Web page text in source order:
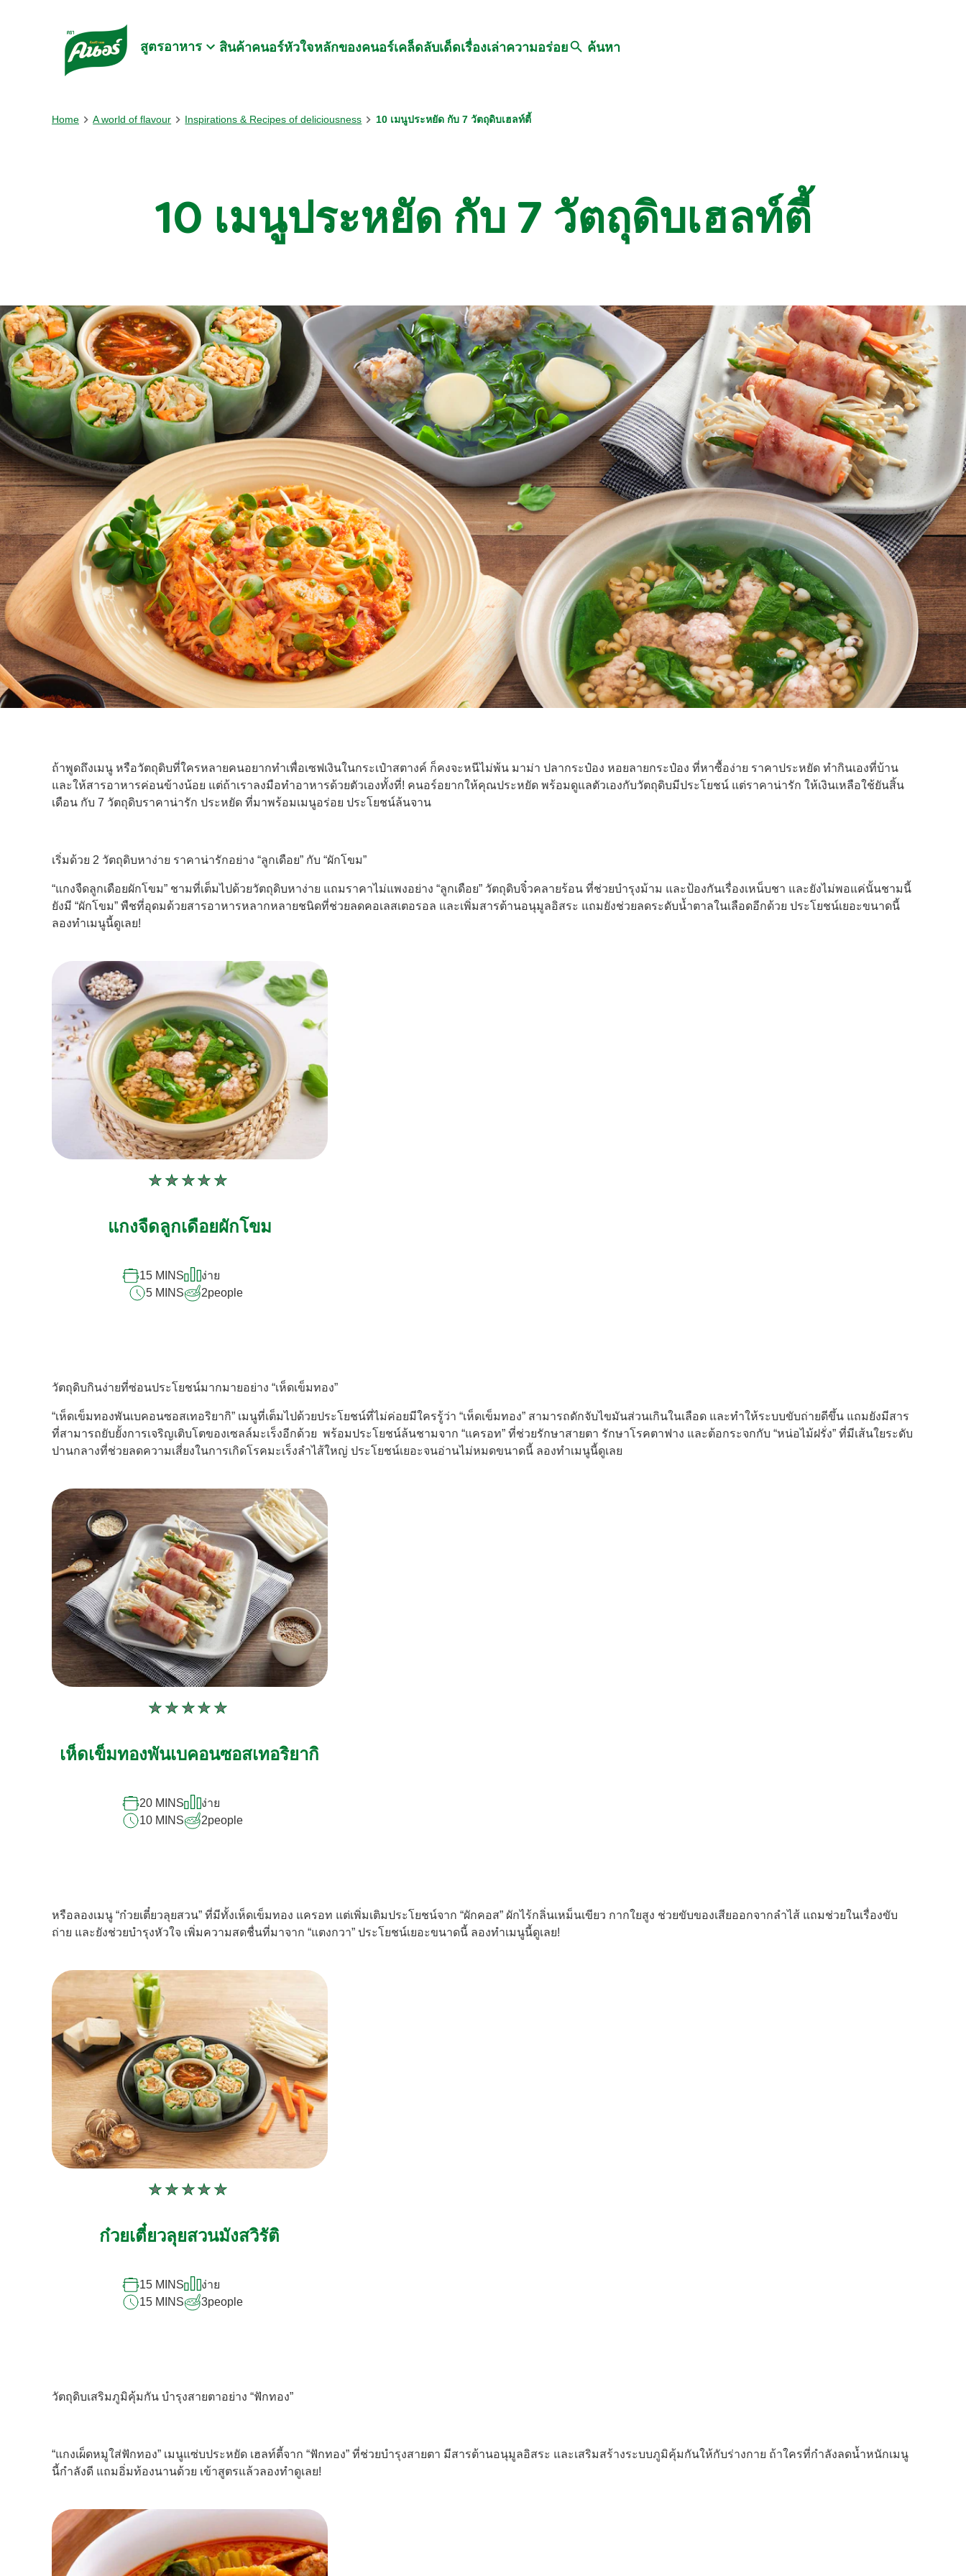
Main content
สูตรอาหาร สินค้าคนอร์หัวใจหลักของคนอร์เคล็ดลับเด็ดเรื่องเล่าความอร่อย ค้นหา
Home A world of flavour Inspirations & Recipes of deliciousness 10 เมนูประหยัด กับ 7 วัตถุดิบเฮลท์ตี้
10 เมนูประหยัด กับ 7 วัตถุดิบเฮลท์ตี้
ถ้าพูดถึงเมนู หรือวัตถุดิบที่ใครหลายคนอยากทำเพื่อเซฟเงินในกระเป๋าสตางค์ ก็คงจะหนีไม่พ้น มาม่า ปลากระป๋อง หอยลายกระป๋อง ที่หาซื้อง่าย ราคาประหยัด ทำกินเองที่บ้าน
และให้สารอาหารค่อนข้างน้อย แต่ถ้าเราลงมือทำอาหารด้วยตัวเองทั้งที่! คนอร์อยากให้คุณประหยัด พร้อมดูแลตัวเองกับวัตถุดิบมีประโยชน์ แต่ราคาน่ารัก ให้เงินเหลือใช้ยันสิ้น
เดือน กับ 7 วัตถุดิบราคาน่ารัก ประหยัด ที่มาพร้อมเมนูอร่อย ประโยชน์ล้นจาน
เริ่มด้วย 2 วัตถุดิบหาง่าย ราคาน่ารักอย่าง “ลูกเดือย” กับ “ผักโขม”
“แกงจืดลูกเดือยผักโขม” ชามที่เต็มไปด้วยวัตถุดิบหาง่าย แถมราคาไม่แพงอย่าง “ลูกเดือย” วัตถุดิบจิ๋วคลายร้อน ที่ช่วยบำรุงม้าม และป้องกันเรื่องเหน็บชา และยังไม่พอแค่นั้นชามนี้
ยังมี “ผักโขม” พืชที่อุดมด้วยสารอาหารหลากหลายชนิดที่ช่วยลดคอเลสเตอรอล และเพิ่มสารต้านอนุมูลอิสระ แถมยังช่วยลดระดับน้ำตาลในเลือดอีกด้วย ประโยชน์เยอะขนาดนี้
ลองทำเมนูนี้ดูเลย!
ไม่มี
ให้
สำหรับ
recipe
นี้
แกงจืดลูกเดือยผักโขม
15 MINS
ง่าย
5 MINS
2people
วัตถุดิบกินง่ายที่ซ่อนประโยชน์มากมายอย่าง “เห็ดเข็มทอง”
“เห็ดเข็มทองพันเบคอนซอสเทอริยากิ” เมนูที่เต็มไปด้วยประโยชน์ที่ไม่ค่อยมีใครรู้ว่า “เห็ดเข็มทอง” สามารถดักจับไขมันส่วนเกินในเลือด และทำให้ระบบขับถ่ายดีขึ้น แถมยังมีสาร
ที่สามารถยับยั้งการเจริญเติบโตของเซลล์มะเร็งอีกด้วย พร้อมประโยชน์ล้นชามจาก “แครอท” ที่ช่วยรักษาสายตา รักษาโรคตาฟาง และต้อกระจกกับ “หน่อไม้ฝรั่ง” ที่มีเส้นใยระดับ
ปานกลางที่ช่วยลดความเสี่ยงในการเกิดโรคมะเร็งลำไส้ใหญ่ ประโยชน์เยอะจนอ่านไม่หมดขนาดนี้ ลองทำเมนูนี้ดูเลย
ไม่มี
ให้
สำหรับ
recipe
นี้
เห็ดเข็มทองพันเบคอนซอสเทอริยากิ
20 MINS
ง่าย
10 MINS
2people
หรือลองเมนู “ก๋วยเตี๋ยวลุยสวน” ที่มีทั้งเห็ดเข็มทอง แครอท แต่เพิ่มเติมประโยชน์จาก “ผักคอส” ผักไร้กลิ่นเหม็นเขียว กากใยสูง ช่วยขับของเสียออกจากลำไส้ แถมช่วยในเรื่องขับ
ถ่าย และยังช่วยบำรุงหัวใจ เพิ่มความสดชื่นที่มาจาก “แตงกวา” ประโยชน์เยอะขนาดนี้ ลองทำเมนูนี้ดูเลย!
ไม่มี
ให้
สำหรับ
recipe
นี้
ก๋วยเตี๋ยวลุยสวนมังสวิรัติ
15 MINS
ง่าย
15 MINS
3people
วัตถุดิบเสริมภูมิคุ้มกัน บำรุงสายตาอย่าง “ฟักทอง”
“แกงเผ็ดหมูใส่ฟักทอง” เมนูแซ่บประหยัด เฮลท์ตี้จาก “ฟักทอง” ที่ช่วยบำรุงสายตา มีสารต้านอนุมูลอิสระ และเสริมสร้างระบบภูมิคุ้มกันให้กับร่างกาย ถ้าใครที่กำลังลดน้ำหนักเมนู
นี้กำลังดี แถมอิ่มท้องนานด้วย เข้าสูตรแล้วลองทำดูเลย!